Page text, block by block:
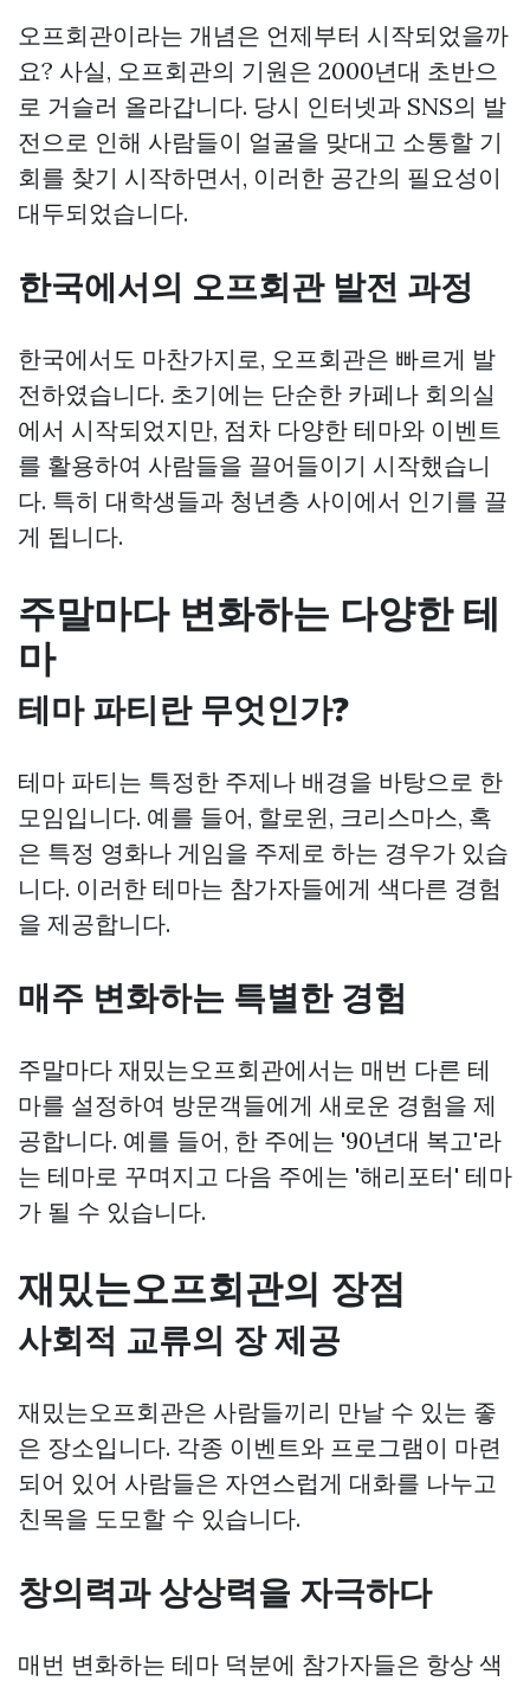
오프회관이라는 개념은 언제부터 시작되었을까
요? 사실, 오프회관의 기원은 2000년대 초반으
로 거슬러 올라갑니다. 당시 인터넷과 SNS의 발
전으로 인해 사람들이 얼굴을 맞대고 소통할 기
회를 찾기 시작하면서, 이러한 공간의 필요성이
대두되었습니다.
한국에서의 오프회관 발전 과정
한국에서도 마찬가지로, 오프회관은 빠르게 발
전하였습니다. 초기에는 단순한 카페나 회의실
에서 시작되었지만, 점차 다양한 테마와 이벤트
를 활용하여 사람들을 끌어들이기 시작했습니
다. 특히 대학생들과 청년층 사이에서 인기를 끌
게 됩니다.
주말마다 변화하는 다양한 테
마
테마 파티란 무엇인가?
테마 파티는 특정한 주제나 배경을 바탕으로 한
모임입니다. 예를 들어, 할로윈, 크리스마스, 혹
은 특정 영화나 게임을 주제로 하는 경우가 있습
니다. 이러한 테마는 참가자들에게 색다른 경험
을 제공합니다.
매주 변화하는 특별한 경험
주말마다 재밌는오프회관에서는 매번 다른 테
마를 설정하여 방문객들에게 새로운 경험을 제
공합니다. 예를 들어, 한 주에는 '90년대 복고'라
는 테마로 꾸며지고 다음 주에는 '해리포터' 테마
가 될 수 있습니다.
재밌는오프회관의 장점
사회적 교류의 장 제공
재밌는오프회관은 사람들끼리 만날 수 있는 좋
은 장소입니다. 각종 이벤트와 프로그램이 마련
되어 있어 사람들은 자연스럽게 대화를 나누고
친목을 도모할 수 있습니다.
창의력과 상상력을 자극하다
매번 변화하는 테마 덕분에 참가자들은 항상 색